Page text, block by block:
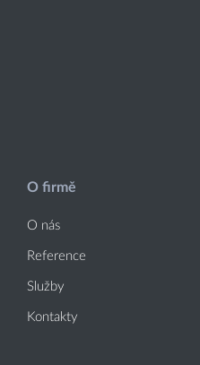
O firmě
O nás
Reference
Služby
Kontakty